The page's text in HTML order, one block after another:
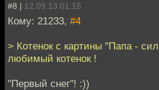
#8 | 12.09.13 01:15
Кому: 21233, #4
> Котенок с картины "Папа -
любимый котенок !
"Первый снег"! :))